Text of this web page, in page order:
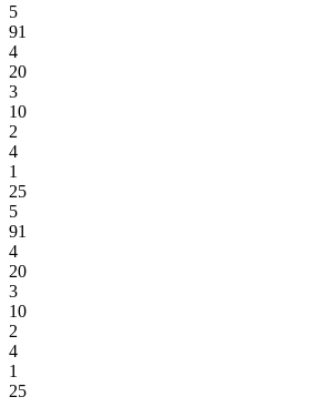
5
91
4
20
3
10
2
4
1
25
5
91
4
20
3
10
2
4
1
25